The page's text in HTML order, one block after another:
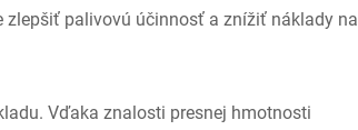
palivovú účinnosť a znížiť náklady na
Vďaka znalosti presnej hmotnosti